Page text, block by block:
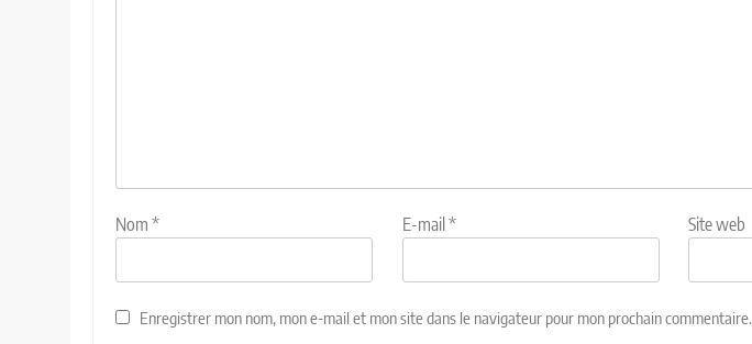
Nom * E-mail * Site web
Enregistrer mon nom, mon e-mail et mon site dans le navigateur pour mon prochain commentaire.